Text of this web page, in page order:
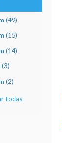
(49)
(15)
(14)
(3)
(2)
todas